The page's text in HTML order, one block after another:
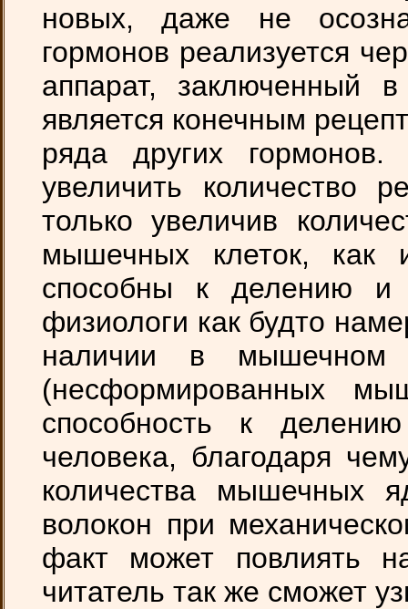
новых, даже не
гормонов реализуется
аппарат, заключенный
является конечным
ряда других
увеличить количество
только увеличив
мышечных клеток,
способны к делению и
физиологи как будто
наличии в мышечном
(несформированных
способность к
человека, благодаря
количества мышечных
волокон при
факт может повлиять
читатель так же сможет